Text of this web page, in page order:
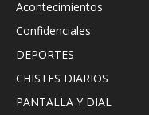
Acontecimientos
Confidenciales
DEPORTES
CHISTES DIARIOS
PANTALLA Y DIAL